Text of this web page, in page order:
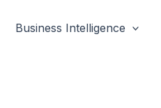
Business Intelligence